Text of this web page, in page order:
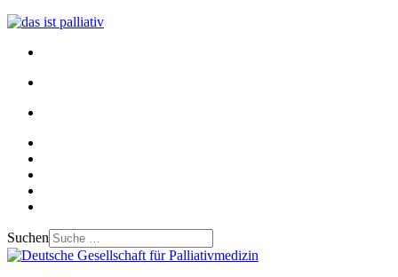
Suchen